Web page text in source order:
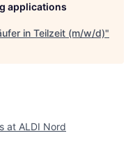
applications
in Teilzeit (m/w/d)"
at ALDI Nord